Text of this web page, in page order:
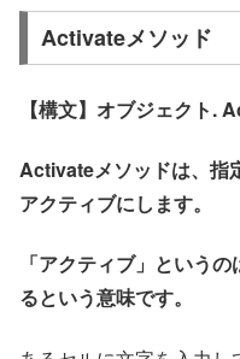
Activateメソッド
【構文】オブジェクト.
Activateメソッドは、指
アクティブにします。
「アクティブ」という
るという意味です。